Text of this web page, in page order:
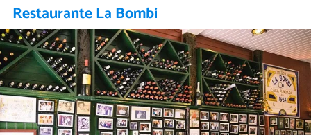
Restaurante La Bombi